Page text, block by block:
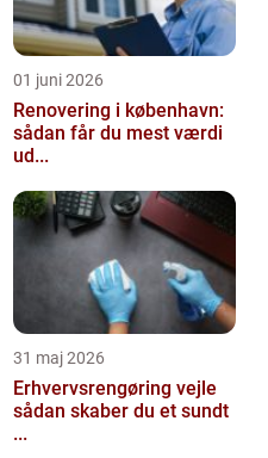
01 juni 2026
Renovering i københavn:
sådan får du mest værdi
ud...
31 maj 2026
Erhvervsrengøring vejle
sådan skaber du et sundt
...